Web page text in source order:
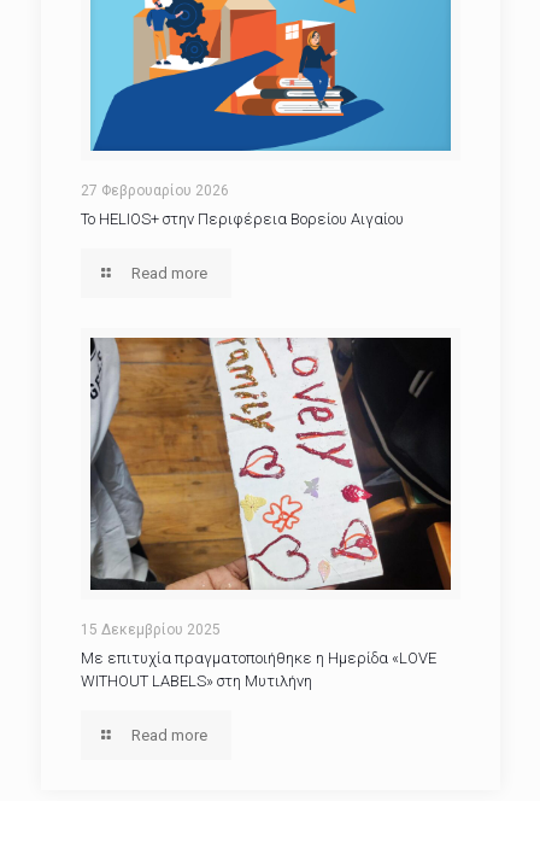
27 Φεβρουαρίου 2026
Το HELIOS+ στην Περιφέρεια Βορείου Αιγαίου
Read more
15 Δεκεμβρίου 2025
Με επιτυχία πραγματοποιήθηκε η Ημερίδα «LOVE
WITHOUT LABELS» στη Μυτιλήνη
Read more